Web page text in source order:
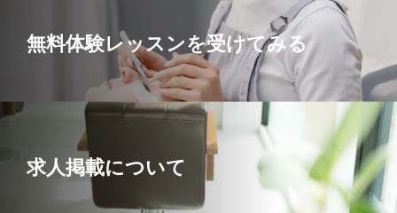
無料体験レッスンを受けてみる
求人掲載について